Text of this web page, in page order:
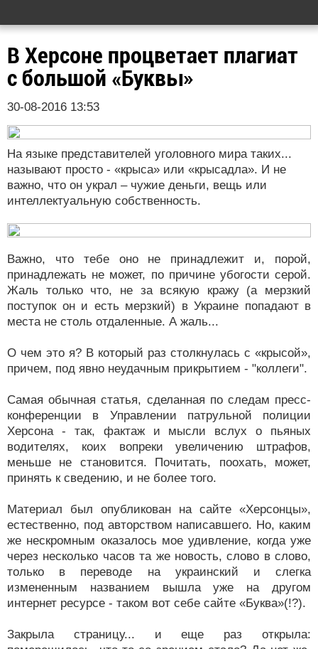
В Херсоне процветает плагиат
с большой «Буквы»
30-08-2016 13:53
На языке представителей уголовного мира таких...
называют просто - «крыса» или «крысадла». И не
важно, что он украл – чужие деньги, вещь или
интеллектуальную собственность.
Важно, что тебе оно не принадлежит и, порой,
принадлежать не может, по причине убогости серой.
Жаль только что, не за всякую кражу (а мерзкий
поступок он и есть мерзкий) в Украине попадают в
места не столь отдаленные. А жаль...
О чем это я? В который раз столкнулась с «крысой»,
причем, под явно неудачным прикрытием - "коллеги".
Самая обычная статья, сделанная по следам пресс-
конференции в Управлении патрульной полиции
Херсона - так, фактаж и мысли вслух о пьяных
водителях, коих вопреки увеличению штрафов,
меньше не становится. Почитать, поохать, может,
принять к сведению, и не более того.
Материал был опубликован на сайте «Херсонцы»,
естественно, под авторством написавшего. Но, каким
же нескромным оказалось мое удивление, когда уже
через несколько часов та же новость, слово в слово,
только в переводе на украинский и слегка
измененным названием вышла уже на другом
интернет ресурсе - таком вот себе сайте «Буква»(!?).
Закрыла страницу... и еще раз открыла: